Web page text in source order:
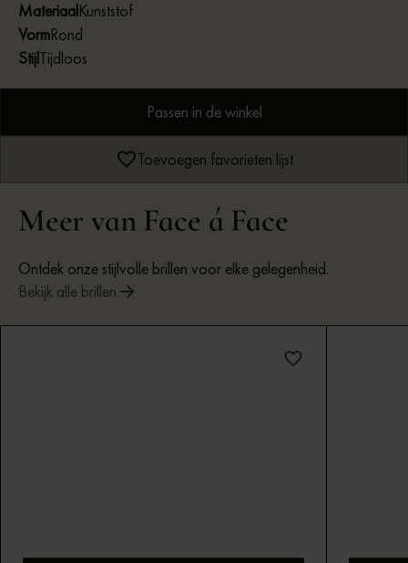
MateriaalKunststof
VormRond
StijlTijdloos
Passen in de winkel
Toevoegen favorieten lijst
Meer van Face á Face
Ontdek onze stijlvolle brillen voor elke gelegenheid.
Bekijk alle brillen